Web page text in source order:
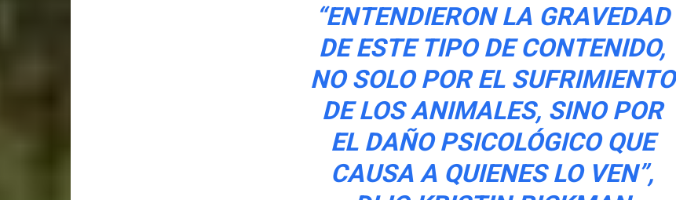
“ENTENDIERON LA GRAVEDAD
DE ESTE TIPO DE CONTENIDO,
NO SOLO POR EL SUFRIMIENTO
DE LOS ANIMALES, SINO POR
EL DAÑO PSICOLÓGICO QUE
CAUSA A QUIENES LO VEN”,